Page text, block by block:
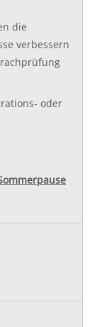
die
verbessern
oder